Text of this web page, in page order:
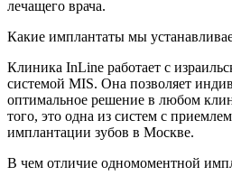
лечащего врача.
Какие имплантаты мы
Клиника InLine работает с
системой MIS. Она позволяет
оптимальное решение в любом
того, это одна из систем с
имплантации зубов в Москве.
В чем отличие одномоментной